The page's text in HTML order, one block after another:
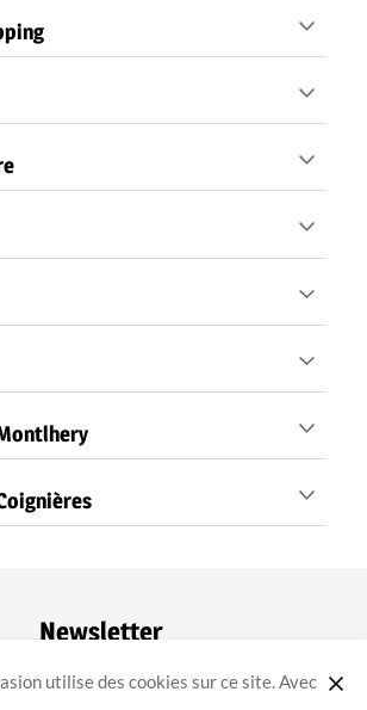
Newsletter
utilise des cookies sur ce site. Avec